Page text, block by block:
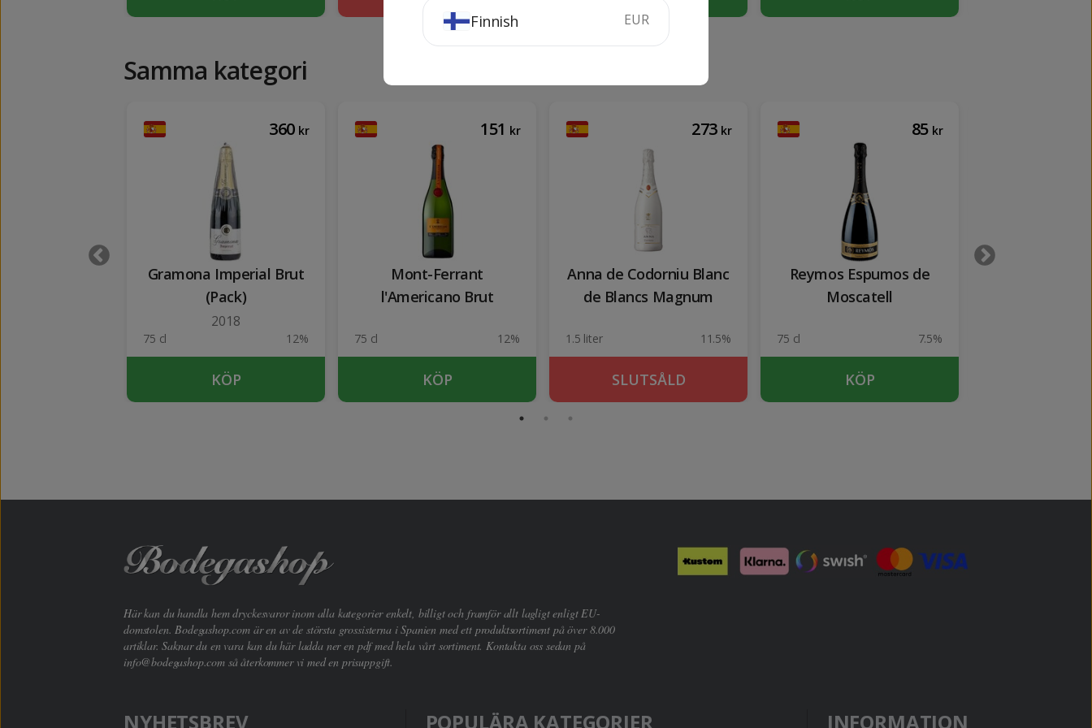
Samma kategori
360 kr
Gramona Imperial Brut
(Pack)
2018
75 cl 12%
KÖP
151 kr
Mont-Ferrant
l'Americano Brut
75 cl 12%
KÖP
273 kr
Anna de Codorniu Blanc
de Blancs Magnum
1.5 liter 11.5%
SLUTSÅLD
85 kr
Reymos Espumos de
Moscatell
75 cl 7.5%
KÖP
Här kan du handla hem dryckesvaror inom alla kategorier enkelt, billigt och framför allt lagligt enligt EU-
domstolen. Bodegashop.com är en av de största grossisterna i Spanien med ett produktsortiment på över 8.000
artiklar. Saknar du en vara kan du här ladda ner en pdf med hela vårt sortiment. Kontakta oss sedan på
info@bodegashop.comså återkommer vi med en prisuppgift.
NYHETSBREV POPULÄRA KATEGORIER INFORMATION
Finnish EUR